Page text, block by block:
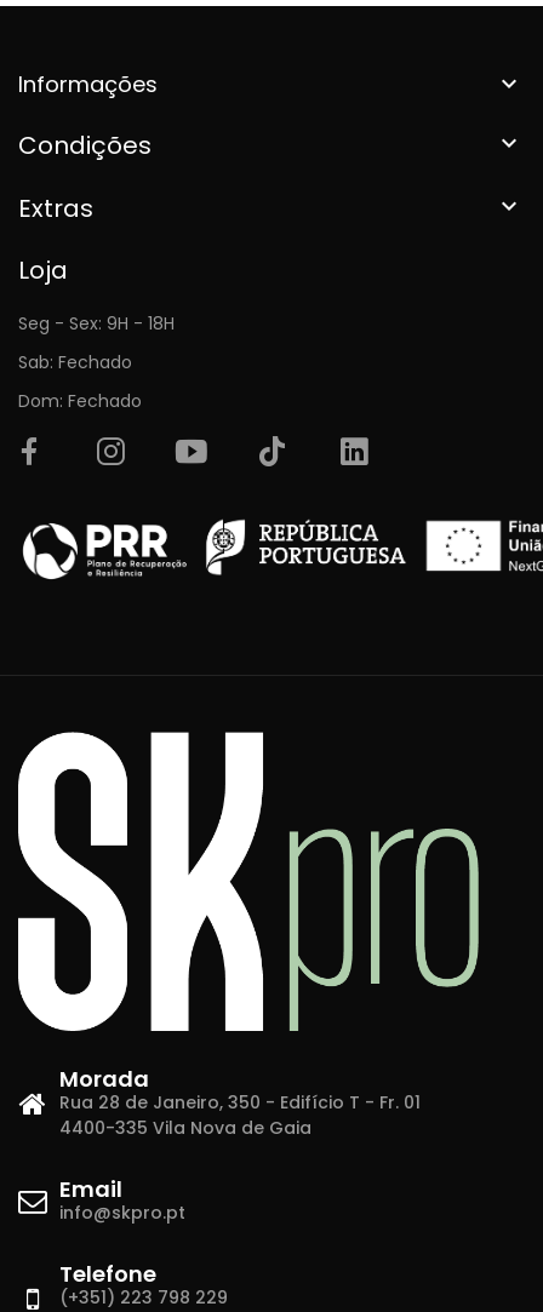
Informações 
Condições 
Extras 
Loja
Seg - Sex: 9H - 18H
Sab: Fechado
Dom: Fechado
Morada
Rua 28 de Janeiro, 350 - Edifício T - Fr. 01
4400-335 Vila Nova de Gaia
Email
info@skpro.pt
Telefone
(+351) 223 798 229